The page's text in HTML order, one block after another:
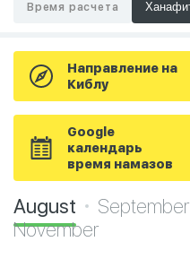
Время расчета
Направление на
Киблу
Google
календарь
время намазов
August September
November